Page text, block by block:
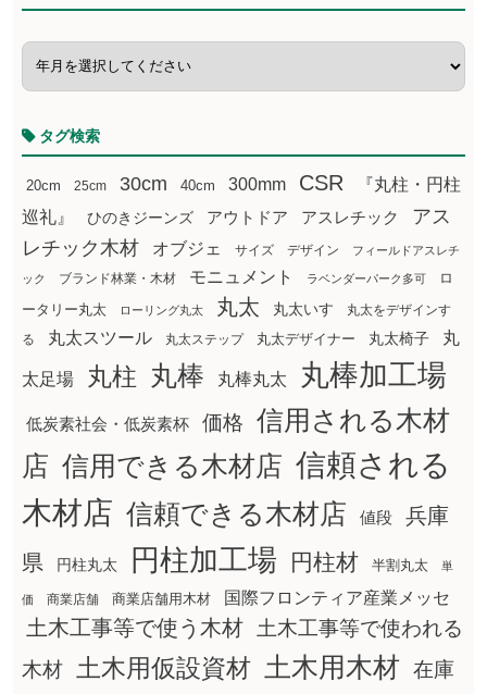
タグ検索
20cm 25cm 30cm 40cm 300mm CSR
『丸柱・円柱
巡礼』
ひのきジーンズ アウトドア アスレチック
アス
レチック木材
オブジェ サイズ デザイン フィールドアスレチ
ック ブランド林業・木材 モニュメント ラベンダーパーク多可
ロ
ータリー丸太
ローリング丸太 丸太 丸太いす
丸太をデザインす
る
丸太スツール 丸太ステップ 丸太デザイナー 丸太椅子 丸
太足場 丸柱 丸棒 丸棒丸太 丸棒加工場
低炭素社会・低炭素杯 価格
信用される木材
店 信用できる木材店 信頼される
木材店 信頼できる木材店 値段
兵庫
県
円柱丸太 円柱加工場 円柱材 半割丸太 単
価 商業店舗 商業店舗用木材 国際フロンティア産業メッセ
土木工事等で使う木材
土木工事等で使われる
木材
土木用仮設資材 土木用木材 在庫